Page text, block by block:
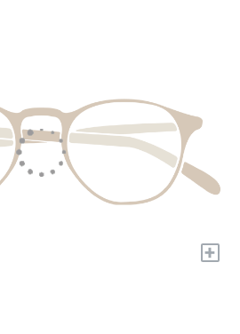
+